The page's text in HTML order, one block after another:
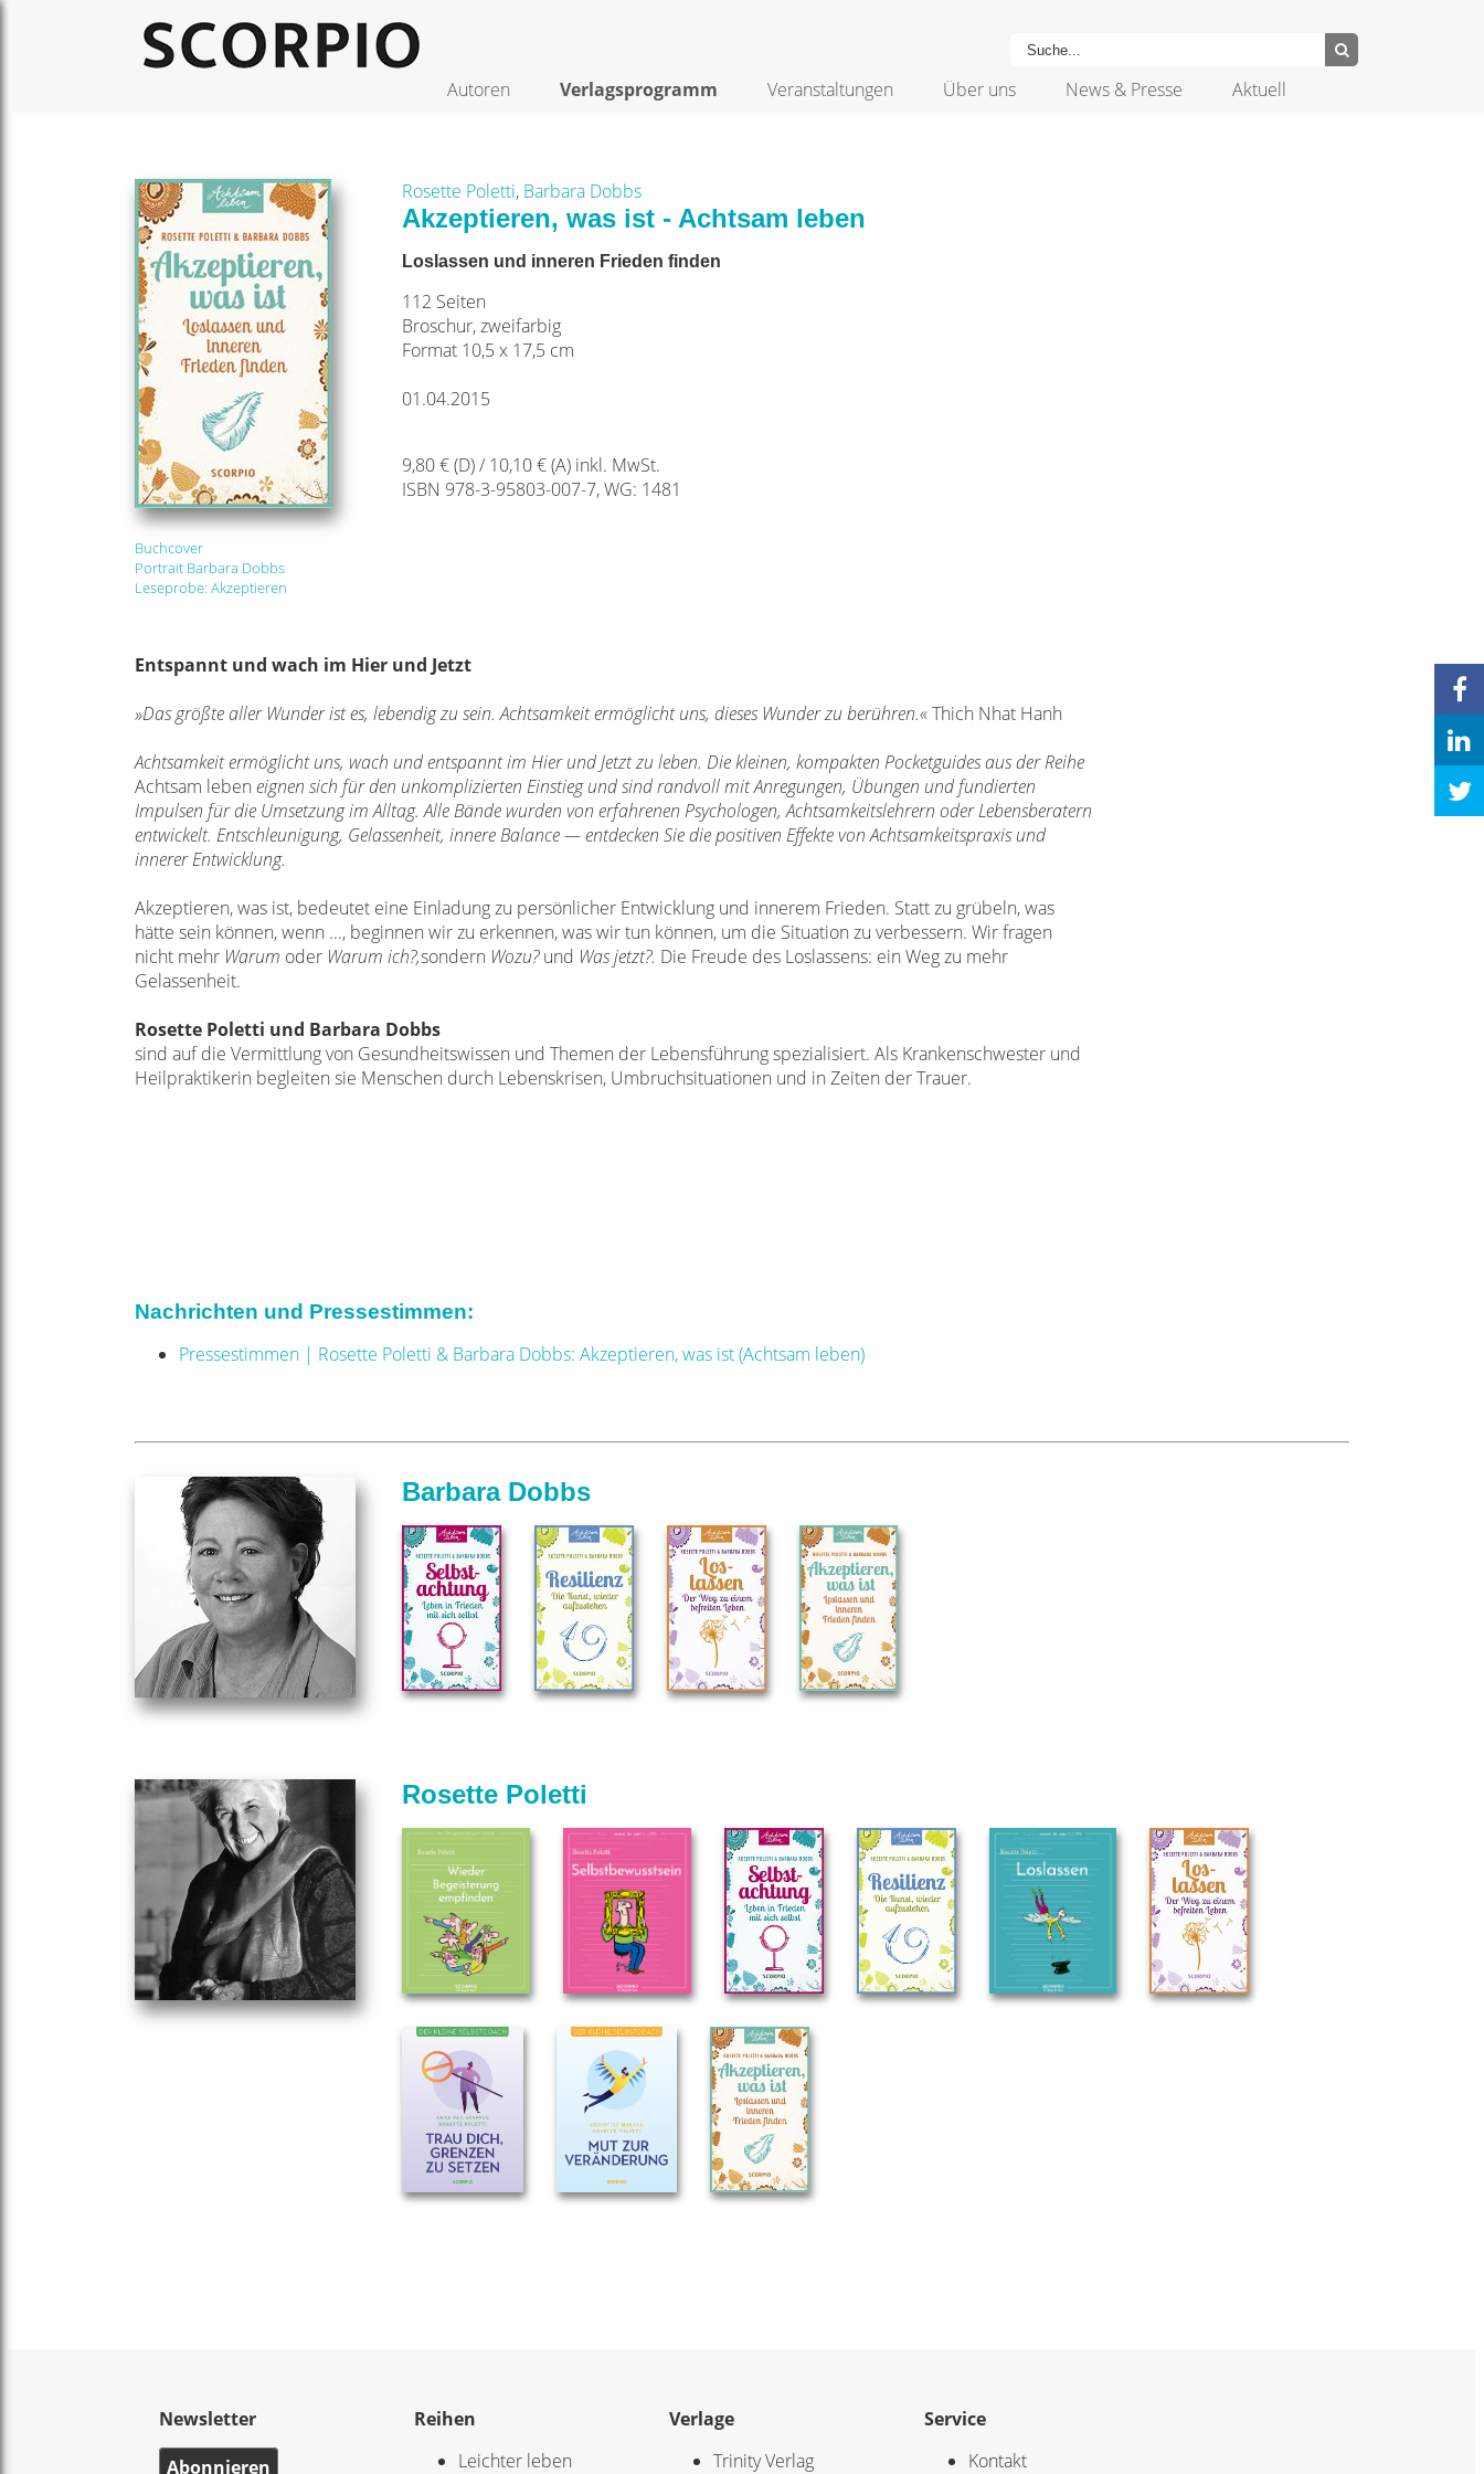
Autoren Verlagsprogramm Veranstaltungen Über uns News & Presse Aktuell
Buchcover
Portrait Barbara Dobbs
Leseprobe: Akzeptieren
Rosette Poletti, Barbara Dobbs
Akzeptieren, was ist - Achtsam leben
Loslassen und inneren Frieden finden
112 Seiten
Broschur, zweifarbig
Format 10,5 x 17,5 cm
01.04.2015
9,80 € (D) / 10,10 € (A) inkl. MwSt.
ISBN 978-3-95803-007-7, WG: 1481
Entspannt und wach im Hier und Jetzt
»Das größte aller Wunder ist es, lebendig zu sein. Achtsamkeit ermöglicht uns, dieses Wunder zu berühren.«Thich Nhat Hanh
Achtsamkeit ermöglicht uns, wach und entspannt im Hier und Jetzt zu leben. Die kleinen, kompakten Pocketguides aus der Reihe
Achtsam leben eignen sich für den unkomplizierten Einstieg und sind randvoll mit Anregungen, Übungen und fundierten
Impulsen für die Umsetzung im Alltag. Alle Bände wurden von erfahrenen Psychologen, Achtsamkeitslehrern oder Lebensberatern
entwickelt. Entschleunigung, Gelassenheit, innere Balance — entdecken Sie die positiven Effekte von Achtsamkeitspraxis und
innerer Entwicklung.
Akzeptieren, was ist, bedeutet eine Einladung zu persönlicher Entwicklung und innerem Frieden. Statt zu grübeln, was
hätte sein können, wenn ..., beginnen wir zu erkennen, was wir tun können, um die Situation zu verbessern. Wir fragen
nicht mehr Warum oder Warum ich?,sondern Wozu?und Was jetzt?. Die Freude des Loslassens: ein Weg zu mehr
Gelassenheit.
Rosette Poletti und Barbara Dobbs
sind auf die Vermittlung von Gesundheitswissen und Themen der Lebensführung spezialisiert. Als Krankenschwester und
Heilpraktikerin begleiten sie Menschen durch Lebenskrisen, Umbruchsituationen und in Zeiten der Trauer.
Nachrichten und Pressestimmen:
Pressestimmen | Rosette Poletti & Barbara Dobbs: Akzeptieren, was ist (Achtsam leben)
Barbara Dobbs
Rosette Poletti
Newsletter
Abonnieren
Reihen
Leichter leben
Verlage
Trinity Verlag
Service
Kontakt